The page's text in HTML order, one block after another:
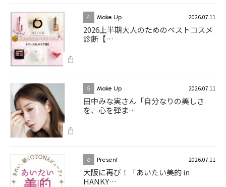
4 Make Up 2026.07.11
2026上半期大人のためのベストコスメ
診断【…
5 Make Up 2026.07.11
田中みな実さん「自分なりの美しさ
を、心を弾ま…
6 Present 2026.07.11
大阪に再び！「あいたい美的 in
HANKY…